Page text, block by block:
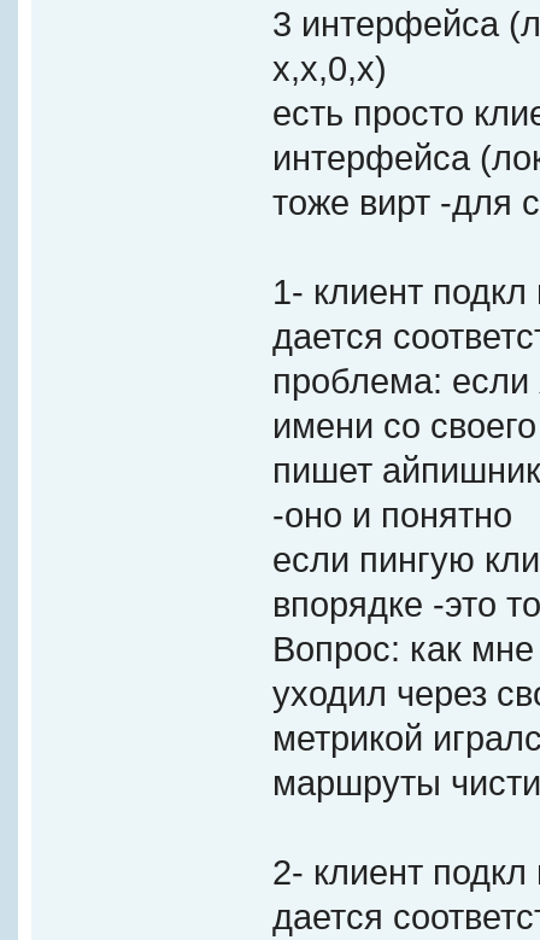
3 интерфейса
х,х,0,х)
есть просто
интерфейса
тоже вирт -для
1- клиент
дается
проблема: если
имени со
пишет
-оно и понятно
если пингую
впорядке -это
Вопрос: как
уходил через
метрикой
маршруты
2- клиент
дается